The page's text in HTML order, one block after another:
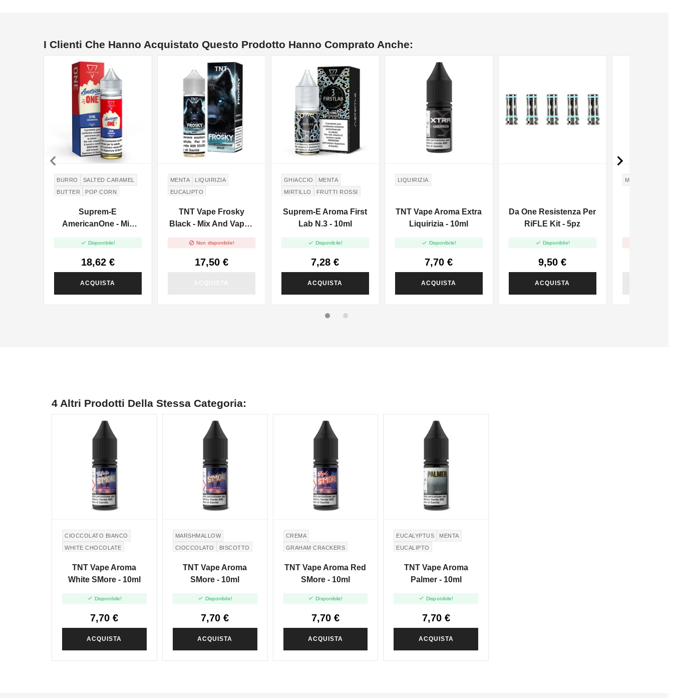
I Clienti Che Hanno Acquistato Questo Prodotto Hanno Comprato Anche:
BURRO
SALTED CARAMEL
BUTTER
POP CORN
Suprem-E
AmericanOne - Mix
 Disponibile!
18,62 €
ACQUISTA
MENTA
LIQUIRIZIA
EUCALIPTO
TNT Vape Frosky
Black - Mix And Vape -
 Non disponibile!
17,50 €
NON DISPONIBILE
GHIACCIO
MENTA
MIRTILLO
FRUTTI ROSSI
AMARENA
FRAGOLA
Suprem-E Aroma First
Lab N.3 - 10ml
 Disponibile!
7,28 €
ACQUISTA
LIQUIRIZIA
TNT Vape Aroma Extra
Liquirizia - 10ml
 Disponibile!
7,70 €
ACQUISTA
Da One Resistenza Per
RiFLE Kit - 5pz
 Disponibile!
9,50 €
ACQUISTA
MENTA
 
4 Altri Prodotti Della Stessa Categoria:
CIOCCOLATO BIANCO
WHITE CHOCOLATE
MARSHMALLOW
TNT Vape Aroma
White SMore - 10ml
 Disponibile!
7,70 €
ACQUISTA
MARSHMALLOW
CIOCCOLATO
BISCOTTO
TNT Vape Aroma
SMore - 10ml
 Disponibile!
7,70 €
ACQUISTA
CREMA
GRAHAM CRACKERS
TNT Vape Aroma Red
SMore - 10ml
 Disponibile!
7,70 €
ACQUISTA
EUCALYPTUS
MENTA
EUCALIPTO
TNT Vape Aroma
Palmer - 10ml
 Disponibile!
7,70 €
ACQUISTA